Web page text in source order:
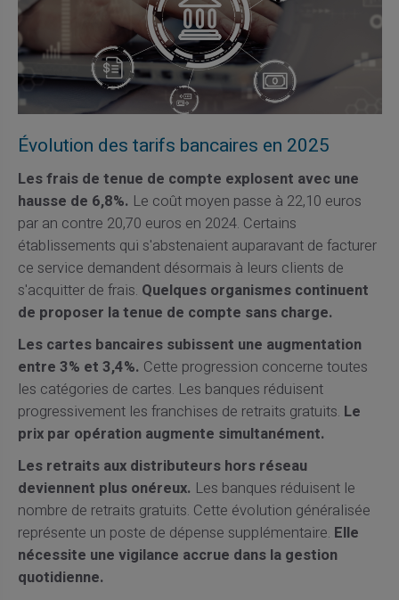
Évolution des tarifs bancaires en 2025
Les frais de tenue de compte explosent avec une
hausse de 6,8%. Le coût moyen passe à 22,10 euros
par an contre 20,70 euros en 2024. Certains
établissements qui s'abstenaient auparavant de facturer
ce service demandent désormais à leurs clients de
s'acquitter de frais. Quelques organismes continuent
de proposer la tenue de compte sans charge.
Les cartes bancaires subissent une augmentation
entre 3% et 3,4%. Cette progression concerne toutes
les catégories de cartes. Les banques réduisent
progressivement les franchises de retraits gratuits. Le
prix par opération augmente simultanément.
Les retraits aux distributeurs hors réseau
deviennent plus onéreux. Les banques réduisent le
nombre de retraits gratuits. Cette évolution généralisée
représente un poste de dépense supplémentaire. Elle
nécessite une vigilance accrue dans la gestion
quotidienne.